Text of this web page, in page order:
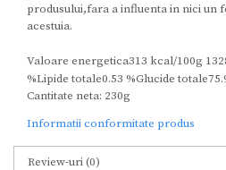
produsului,fara a influenta in nici un
acestuia.
Valoare energetica313 kcal/100g
%Lipide totale0.53 %Glucide
Cantitate neta: 230g
Informatii conformitate produs
Review-uri(0)